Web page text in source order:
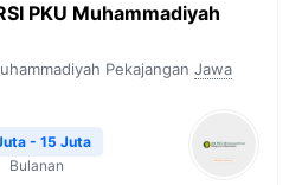
PKU Muhammadiyah
Pekajangan Jawa
- 15 Juta
Bulanan